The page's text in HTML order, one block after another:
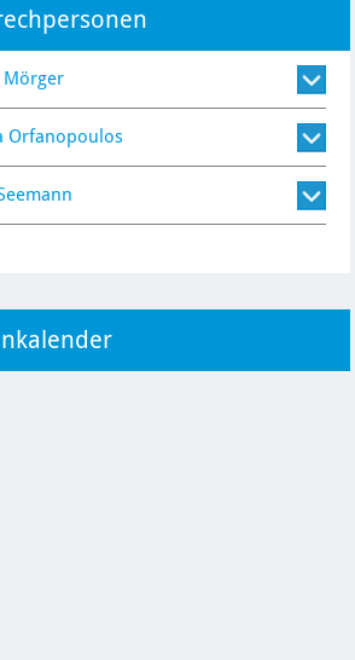
Nadine Mörger
Fabiana Orfanopoulos
Seemann